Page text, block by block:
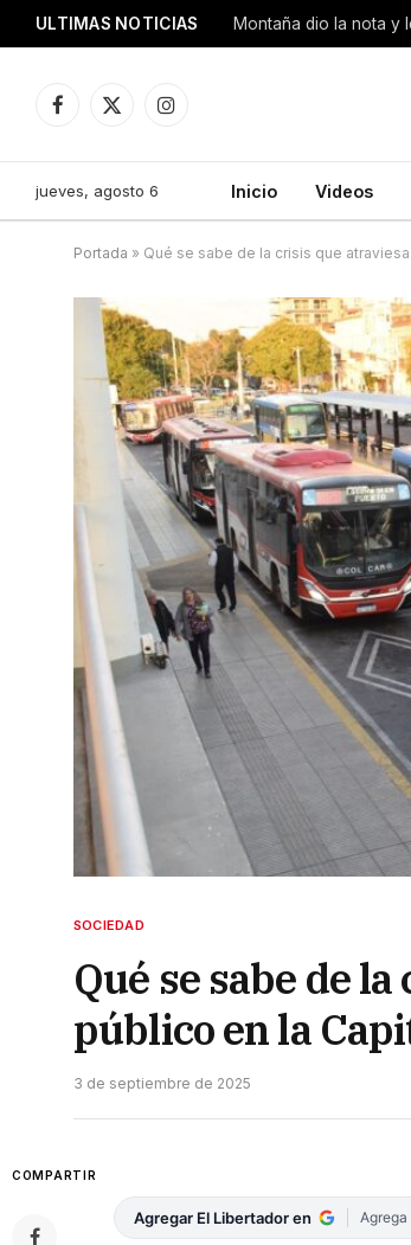
ULTIMAS NOTICIAS Montaña dio la nota y
Facebook
X
Instagram
jueves, agosto 6 Inicio Videos
Portada » Qué se sabe de la crisis que
SOCIEDAD
Qué se sabe de
público en la
3 de septiembre de 2025
COMPARTIR
Agregar El Libertador en Agrega